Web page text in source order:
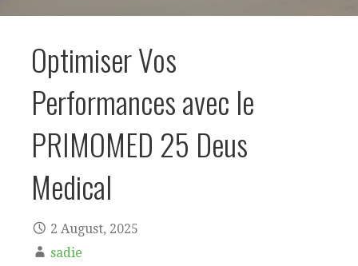
Optimiser Vos
Performances avec le
PRIMOMED 25 Deus
Medical
2 August, 2025
sadie